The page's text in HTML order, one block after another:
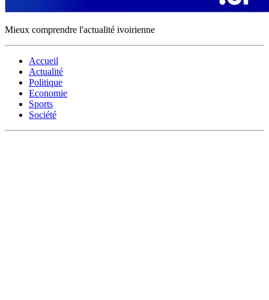
Mieux comprendre l'actualité ivoirienne
Accueil
Actualité
Politique
Economie
Sports
Société